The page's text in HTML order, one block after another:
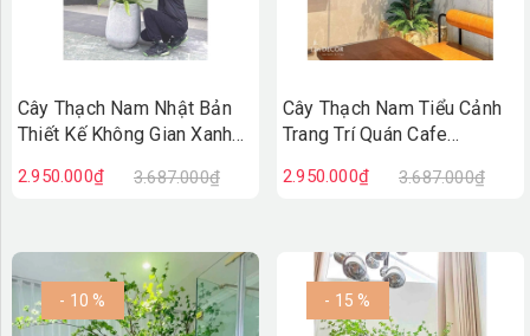
Cây Thạch Nam Nhật Bản
Thiết Kế Không Gian Xanh
2.950.000₫ 3.687.000₫
Cây Thạch Nam Tiểu Cảnh
Trang Trí Quán Cafe
2.950.000₫ 3.687.000₫
- 10 % - 15 %